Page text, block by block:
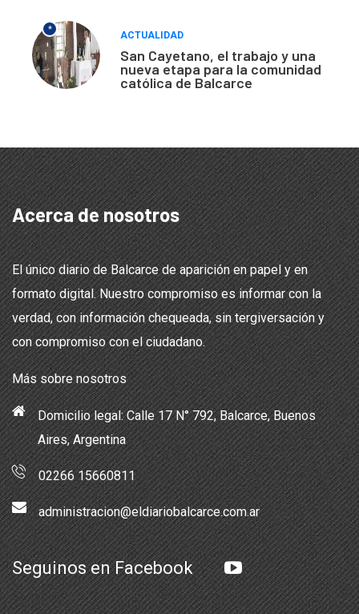
*
ACTUALIDAD
San Cayetano, el trabajo y una
nueva etapa para la comunidad
católica de Balcarce
Acerca de nosotros
El único diario de Balcarce de aparición en papel y en
formato digital. Nuestro compromiso es informar con la
verdad, con información chequeada, sin tergiversación y
con compromiso con el ciudadano.
Más sobre nosotros
Domicilio legal: Calle 17 N° 792, Balcarce, Buenos
Aires, Argentina
02266 15660811
administracion@eldiariobalcarce.com.ar
Seguinos en Facebook